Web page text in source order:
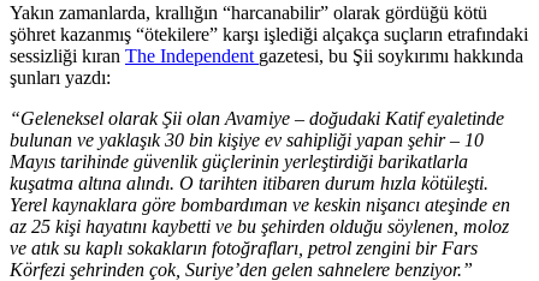
Yakın zamanlarda, krallığın “harcanabilir” olarak gördüğü kötü
şöhret kazanmış “ötekilere” karşı işlediği alçakça suçların etrafındaki
sessizliği kıran The Independent gazetesi, bu Şii soykırımı hakkında
şunları yazdı:
“Geleneksel olarak Şii olan Avamiye – doğudaki Katif eyaletinde
bulunan ve yaklaşık 30 bin kişiye ev sahipliği yapan şehir – 10
Mayıs tarihinde güvenlik güçlerinin yerleştirdiği barikatlarla
kuşatma altına alındı. O tarihten itibaren durum hızla kötüleşti.
Yerel kaynaklara göre bombardıman ve keskin nişancı ateşinde en
az 25 kişi hayatını kaybetti ve bu şehirden olduğu söylenen, moloz
ve atık su kaplı sokakların fotoğrafları, petrol zengini bir Fars
Körfezi şehrinden çok, Suriye’den gelen sahnelere benziyor.”